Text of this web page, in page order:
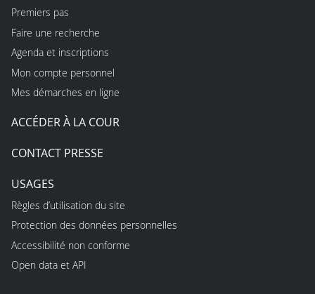
Premiers pas
Faire une recherche
Agenda et inscriptions
Mon compte personnel
Mes démarches en ligne
ACCÉDER À LA COUR
CONTACT PRESSE
USAGES
Règles d’utilisation du site
Protection des données personnelles
Accessibilité non conforme
Open data et API